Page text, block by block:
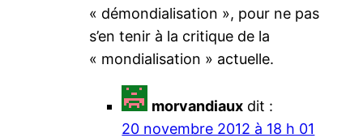
« démondialisation », pour ne pas
s’en tenir à la critique de la
« mondialisation » actuelle.
morvandiaux dit :
20 novembre 2012 à 18 h 01